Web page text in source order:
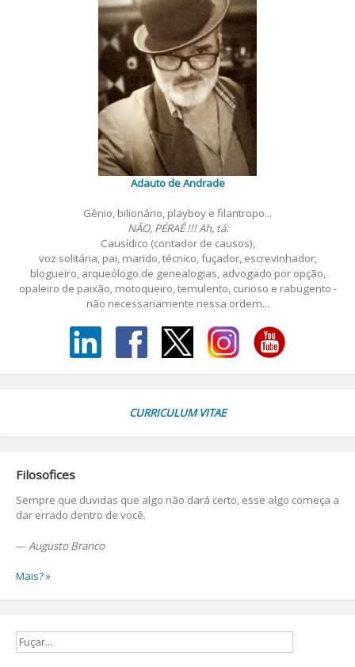
Adauto de Andrade
Gênio, bilionário, playboy e filantropo...
NÃO, PÉRAÊ !!! Ah, tá:
Causídico (contador de causos),
voz solitária, pai, marido, técnico, fuçador, escrevinhador,
blogueiro, arqueólogo de genealogias, advogado por opção,
opaleiro de paixão, motoqueiro, temulento, curioso e rabugento -
não necessariamente nessa ordem...
CURRICULUM VITAE
Filosofices
Sempre que duvidas que algo não dará certo, esse algo começa a
dar errado dentro de você.
—Augusto Branco
Mais? »